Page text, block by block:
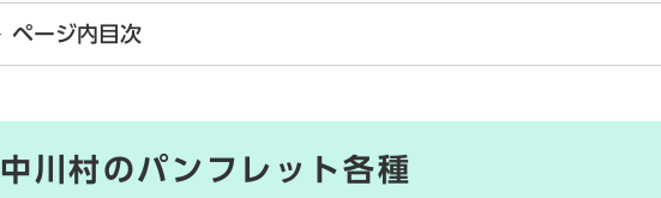
ページ内目次
中川村のパンフレット各種